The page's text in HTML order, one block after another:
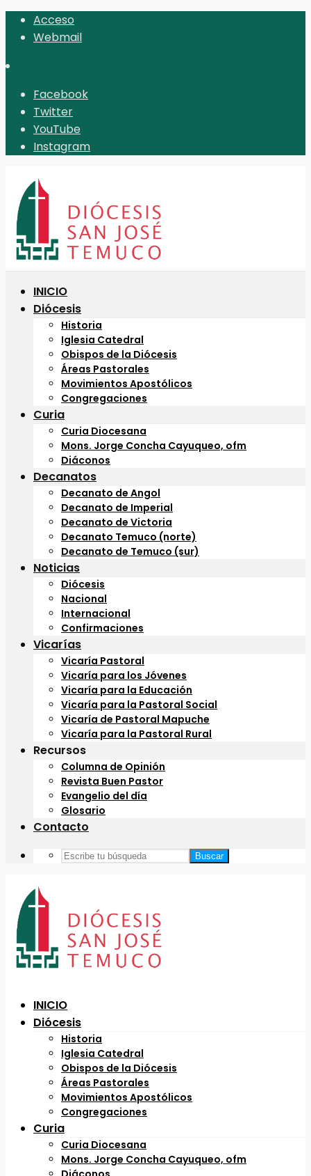
Acceso
Webmail
Facebook
Twitter
YouTube
Instagram
INICIO
Diócesis
Historia
Iglesia Catedral
Obispos de la Diócesis
Áreas Pastorales
Movimientos Apostólicos
Congregaciones
Curia
Curia Diocesana
Mons. Jorge Concha Cayuqueo, ofm
Diáconos
Decanatos
Decanato de Angol
Decanato de Imperial
Decanato de Victoria
Decanato Temuco (norte)
Decanato de Temuco (sur)
Noticias
Diócesis
Nacional
Internacional
Confirmaciones
Vicarías
Vicaría Pastoral
Vicaría para los Jóvenes
Vicaría para la Educación
Vicaría para la Pastoral Social
Vicaría de Pastoral Mapuche
Vicaría para la Pastoral Rural
Recursos
Columna de Opinión
Revista Buen Pastor
Evangelio del día
Glosario
Contacto
Buscar
INICIO
Diócesis
Historia
Iglesia Catedral
Obispos de la Diócesis
Áreas Pastorales
Movimientos Apostólicos
Congregaciones
Curia
Curia Diocesana
Mons. Jorge Concha Cayuqueo, ofm